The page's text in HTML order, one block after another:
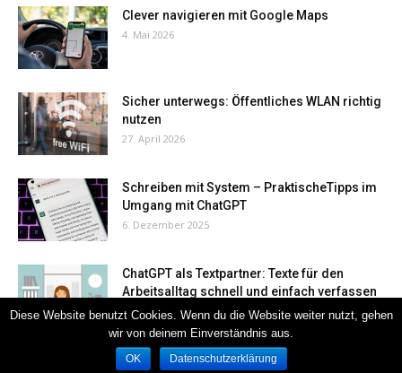
Clever navigieren mit Google Maps
4. Mai 2026
Sicher unterwegs: Öffentliches WLAN richtig
nutzen
27. April 2026
Schreiben mit System – PraktischeTipps im
Umgang mit ChatGPT
6. Dezember 2025
ChatGPT als Textpartner: Texte für den
Arbeitsalltag schnell und einfach verfassen
28. November 2025
Diese Website benutzt Cookies. Wenn du die Website weiter nutzt, gehen
wir von deinem Einverständnis aus.
OK Datenschutzerklärung